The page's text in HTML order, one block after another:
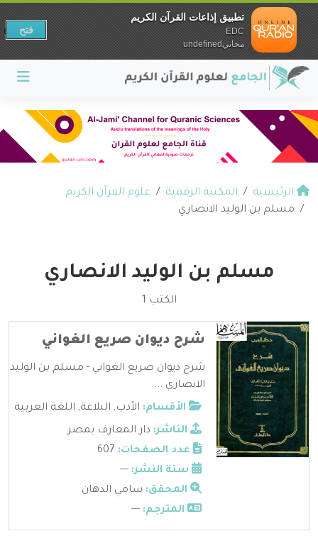
الرئيسية المكتبة الرقمية
علوم القرآن الكريم
مسلم بن الوليد الانصاري
مسلم بن الوليد الانصاري
الكتب 1
شرح ديوان صريع الغواني
شرح ديوان صريع الغواني - مسلم بن الوليد
الانصاري ...
الأقسام: الأدب, البلاغة, اللغة العربية
الناشر: دار المعارف بمصر
عدد الصفحات:
سنة النشر: ---
المحقق: سامي الدهان
المترجم: ---
تطبيق إذاعات القرآن الكريم
EDC
مجانيundefined
فتح